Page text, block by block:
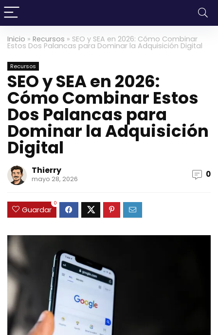
Inicio » Recursos » SEO y SEA en 2026: Cómo Combinar
Estos Dos Palancas para Dominar la Adquisición Digital
Recursos
SEO y SEA en 2026:
Cómo Combinar Estos
Dos Palancas para
Dominar la Adquisición
Digital
Thierry
mayo 28, 2026 0
Guardar
0